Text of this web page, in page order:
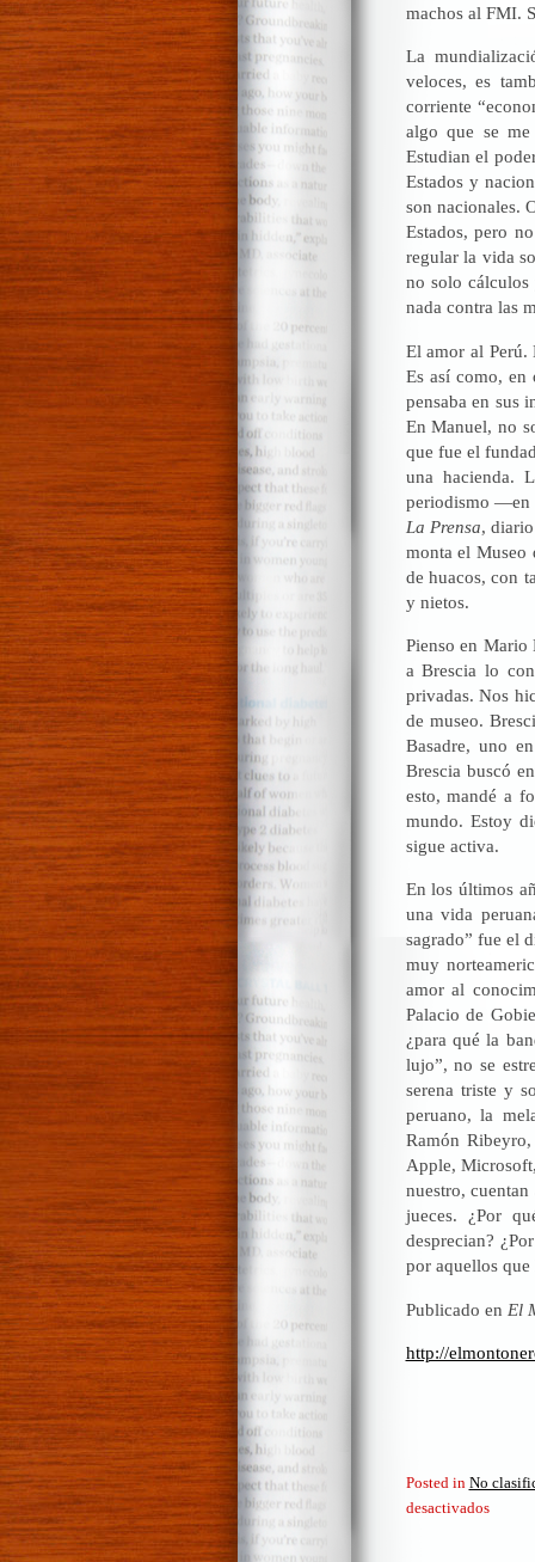
machos al FMI.
La
veloces, es
corriente
algo que se
Estudian el
Estados y
son nacionales.
Estados, pero
regular la vida
no solo
nada contra las
El amor al
Es así como, en
pensaba en sus
En Manuel, no
que fue el
una hacienda.
periodismo —en
La Prensa,
monta el Museo
de huacos, con
y nietos.
Pienso en Mario
a Brescia lo
privadas. Nos
de museo.
Basadre, uno
Brescia buscó
esto, mandé a
mundo. Estoy
sigue activa.
En los últimos
una vida
sagrado” fue el
muy
amor al
Palacio de
¿para qué la
lujo”, no se
serena triste y
peruano, la
Ramón
Apple,
nuestro,
jueces. ¿Por
desprecian?
por aquellos que
Publicado en El
http://
Posted in No
desactivadosen